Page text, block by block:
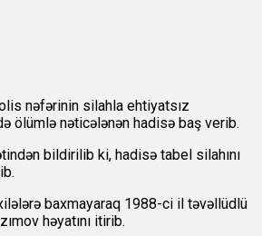
nəfərinin silahla ehtiyatsız
ölümlə nəticələnən hadisə baş verib.
bildirilib ki, hadisə tabel silahını
baxmayaraq 1988-ci il təvəllüdlü
həyatını itirib.